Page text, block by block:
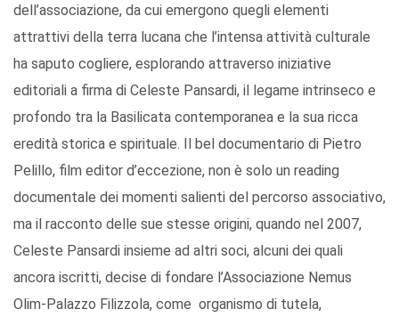
dell’associazione, da cui emergono quegli elementi
attrattivi della terra lucana che l’intensa attività culturale
ha saputo cogliere, esplorando attraverso iniziative
editoriali a firma di Celeste Pansardi, il legame intrinseco e
profondo tra la Basilicata contemporanea e la sua ricca
eredità storica e spirituale. Il bel documentario di Pietro
Pelillo, film editor d’eccezione, non è solo un reading
documentale dei momenti salienti del percorso associativo,
ma il racconto delle sue stesse origini, quando nel 2007,
Celeste Pansardi insieme ad altri soci, alcuni dei quali
ancora iscritti, decise di fondare l’Associazione Nemus
Olim-Palazzo Filizzola, come organismo di tutela,